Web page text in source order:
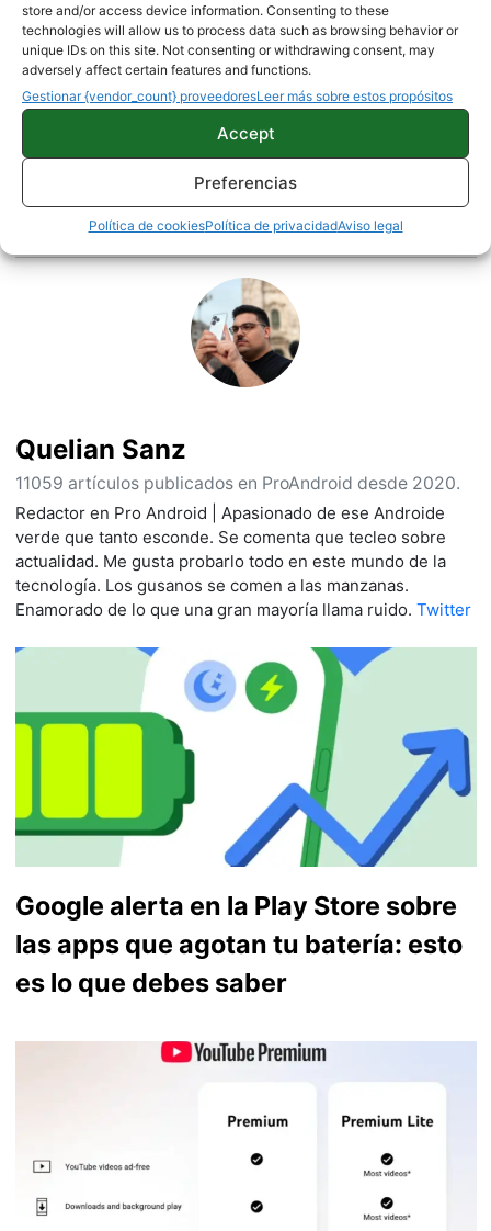
store and/or access device information. Consenting to these
technologies will allow us to process data such as browsing behavior or
unique IDs on this site. Not consenting or withdrawing consent, may
adversely affect certain features and functions.
Gestionar {vendor_count} proveedoresLeer más sobre estos propósitos
Accept
Preferencias
Política de cookiesPolítica de privacidadAviso legal
APPS HERRAMIENTAS
Sobre este autor
Quelian Sanz
11059 artículos publicados en ProAndroid desde 2020.
Redactor en Pro Android | Apasionado de ese Androide
verde que tanto esconde. Se comenta que tecleo sobre
actualidad. Me gusta probarlo todo en este mundo de la
tecnología. Los gusanos se comen a las manzanas.
Enamorado de lo que una gran mayoría llama ruido. Twitter
Google alerta en la Play Store sobre
las apps que agotan tu batería: esto
es lo que debes saber